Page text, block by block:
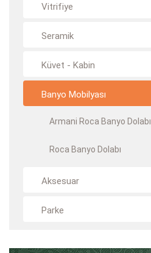
Vitrifiye
Seramik
Küvet - Kabin
Banyo Mobilyası
Armani Roca Banyo Dolabı
Roca Banyo Dolabı
Aksesuar
Parke